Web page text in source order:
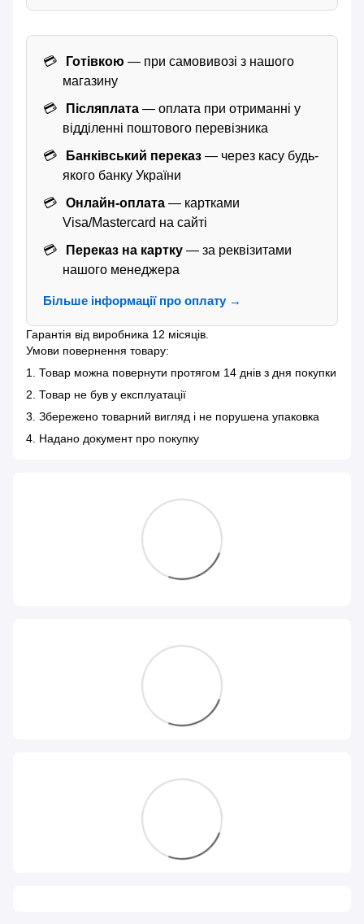
Готівкою — при самовивозі з нашого
магазину
Післяплата — оплата при отриманні у
відділенні поштового перевізника
Банківський переказ — через касу будь-
якого банку України
Онлайн-оплата — картками
Visa/Mastercard на сайті
Переказ на картку — за реквізитами
нашого менеджера
Більше інформації про оплату →
Гарантія від виробника 12 місяців.
Умови повернення товару:
1. Товар можна повернути протягом 14 днів з дня покупки
2. Товар не був у експлуатації
3. Збережено товарний вигляд і не порушена упаковка
4. Надано документ про покупку